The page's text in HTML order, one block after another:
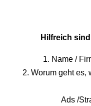
Hilfreich
1. Name /
2. Worum geht es,
Ads /